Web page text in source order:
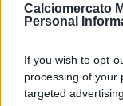
Calciomercato
Personal
If you wish to opt-
processing of your
targeted
Fabrizio Romano,
attaccante. Il
mediche per
Rossi".